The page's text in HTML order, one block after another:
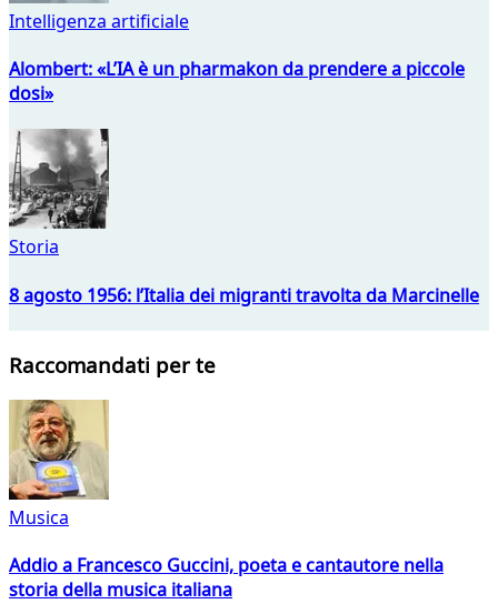
Intelligenza artificiale
Alombert: «L’IA è un pharmakon da prendere a piccole
dosi»
Storia
8 agosto 1956: l’Italia dei migranti travolta da Marcinelle
Raccomandati per te
Musica
Addio a Francesco Guccini, poeta e cantautore nella
storia della musica italiana